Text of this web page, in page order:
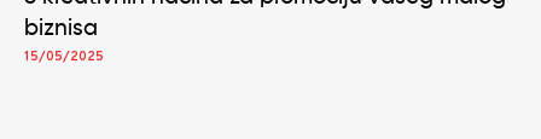
biznisa
15/05/2025